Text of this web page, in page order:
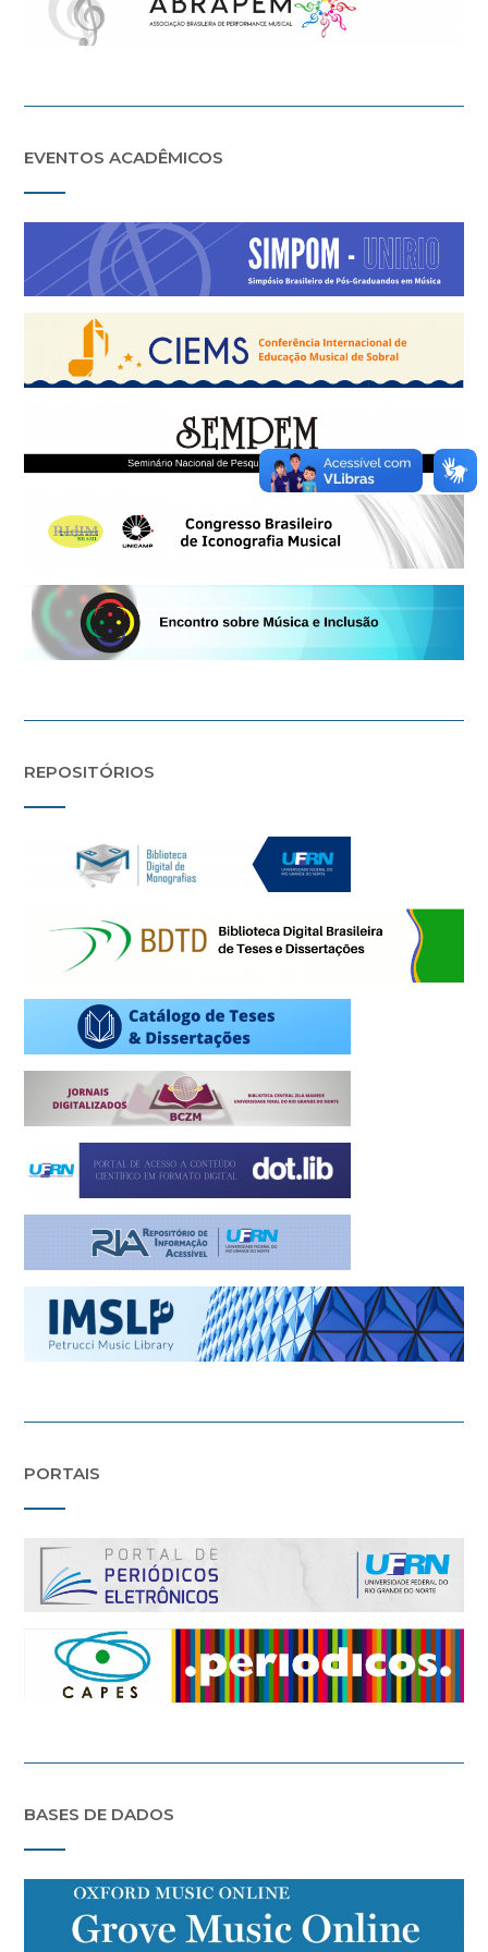
EVENTOS ACADÊMICOS
REPOSITÓRIOS
PORTAIS
BASES DE DADOS